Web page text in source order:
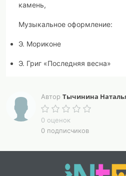
камень,
Музыкальное оформление:
Э. Мориконе
Э. Григ «Последняя весна»
А.Александров «Священная
Звук поезда
Автор Тычинина
0 оценок
0 подписчиков